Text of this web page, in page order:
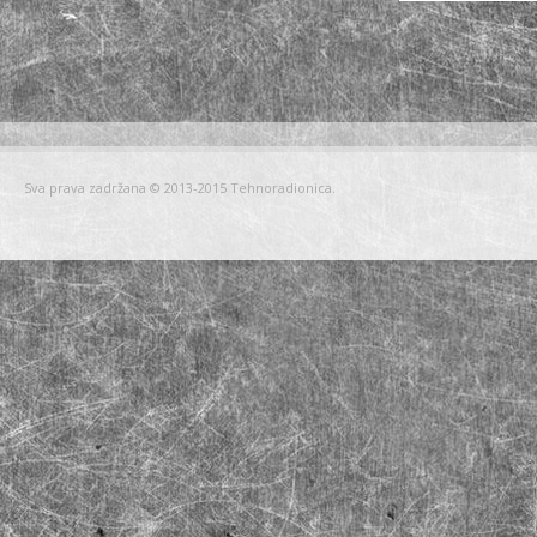
Sva prava zadržana © 2013-2015 Tehnoradionica.